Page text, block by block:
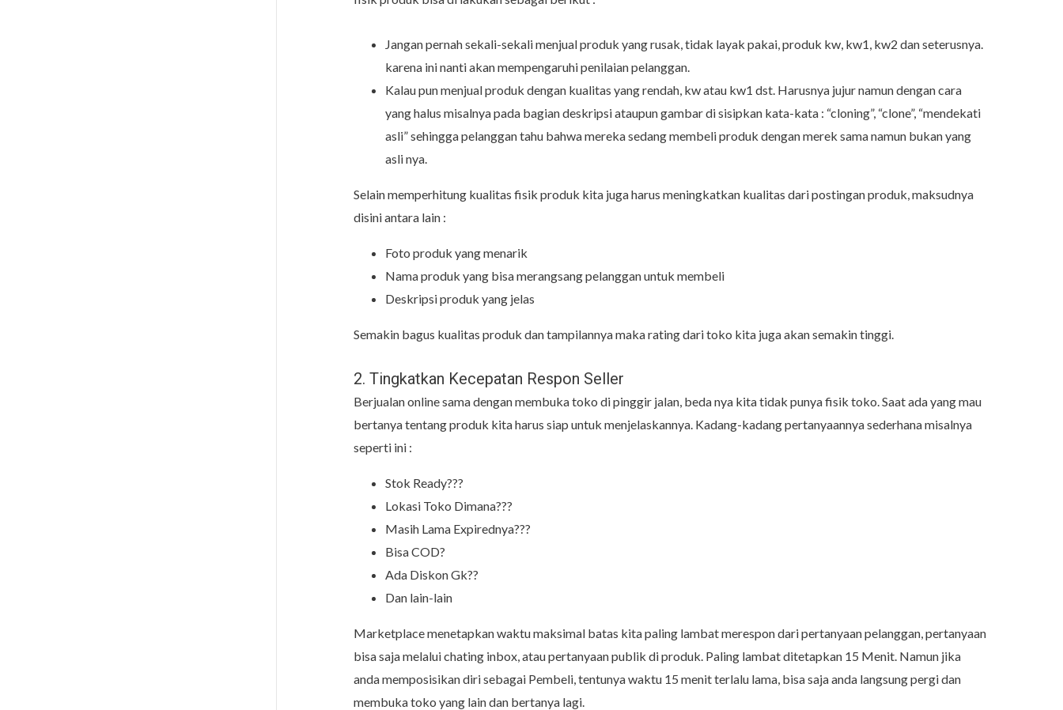
Jangan pernah sekali-sekali menjual produk yang rusak, tidak layak pakai, produk kw, kw1, kw2 dan seterusnya.
karena ini nanti akan mempengaruhi penilaian pelanggan.
Kalau pun menjual produk dengan kualitas yang rendah, kw atau kw1 dst. Harusnya jujur namun dengan cara
yang halus misalnya pada bagian deskripsi ataupun gambar di sisipkan kata-kata : “cloning”, “clone”, “mendekati
asli” sehingga pelanggan tahu bahwa mereka sedang membeli produk dengan merek sama namun bukan yang
asli nya.
Selain memperhitung kualitas fisik produk kita juga harus meningkatkan kualitas dari postingan produk, maksudnya
disini antara lain :
Foto produk yang menarik
Nama produk yang bisa merangsang pelanggan untuk membeli
Deskripsi produk yang jelas
Semakin bagus kualitas produk dan tampilannya maka rating dari toko kita juga akan semakin tinggi.
2. Tingkatkan Kecepatan Respon Seller
Berjualan online sama dengan membuka toko di pinggir jalan, beda nya kita tidak punya fisik toko. Saat ada yang mau
bertanya tentang produk kita harus siap untuk menjelaskannya. Kadang-kadang pertanyaannya sederhana misalnya
seperti ini :
Stok Ready???
Lokasi Toko Dimana???
Masih Lama Expirednya???
Bisa COD?
Ada Diskon Gk??
Dan lain-lain
Marketplace menetapkan waktu maksimal batas kita paling lambat merespon dari pertanyaan pelanggan, pertanyaan
bisa saja melalui chating inbox, atau pertanyaan publik di produk. Paling lambat ditetapkan 15 Menit. Namun jika
anda memposisikan diri sebagai Pembeli, tentunya waktu 15 menit terlalu lama, bisa saja anda langsung pergi dan
membuka toko yang lain dan bertanya lagi.